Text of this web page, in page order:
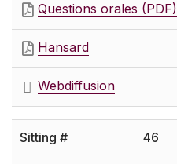
Questions orales (PDF)
Hansard
Webdiffusion
46